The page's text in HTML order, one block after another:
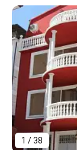
1 / 38